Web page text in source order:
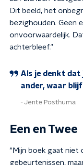
Dit beeld, het
bezighouden. Geen
onvoorwaardelijk.
achterbleef."
Als je denkt dat
ander, waar
Jente Posthuma
Een en Twee
"Mijn boek gaat niet
gebeurtenissen,